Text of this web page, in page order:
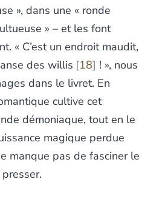
», dans une « ronde
» – et les font
« C’est un endroit maudit,
des willis 18 ! », nous
dans le livret. En
cultive cet
démoniaque, tout en le
magique perdue
manque pas de fasciner le